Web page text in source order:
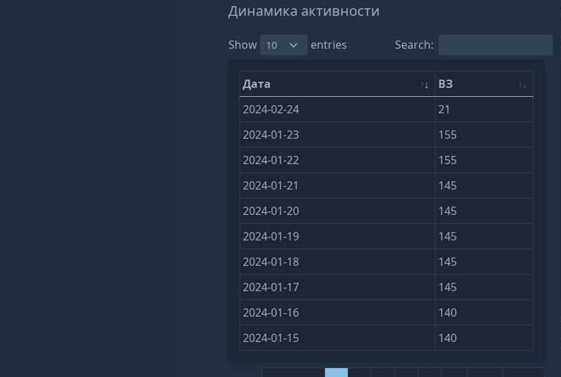
Динамика активности
Show entries Search:
Дата
ВЗ
2024-02-24
21
2024-01-23
155
2024-01-22
155
2024-01-21
145
2024-01-20
145
2024-01-19
145
2024-01-18
145
2024-01-17
145
2024-01-16
140
2024-01-15
140